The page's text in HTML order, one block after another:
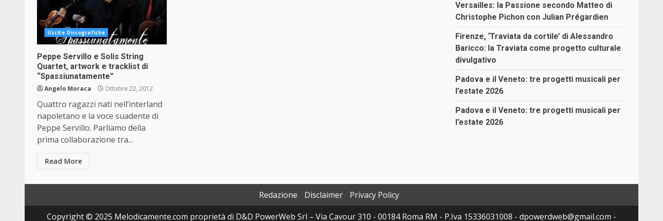
Uscite Discografiche
Peppe Servillo e Solis String
Quartet, artwork e tracklist di
“Spassiunatamente”
Angelo Moraca Ottobre 22, 2012
Quattro ragazzi nati nell’interland
napoletano e la voce suadente di
Peppe Servillo. Parliamo della
prima collaborazione tra...
Read More
Versailles: la Passione secondo Matteo di
Christophe Pichon con Julian Prégardien
Firenze, ‘Traviata da cortile’ di Alessandro
Baricco: la Traviata come progetto culturale
divulgativo
Padova e il Veneto: tre progetti musicali per
l’estate 2026
Padova e il Veneto: tre progetti musicali per
l’estate 2026
Redazione Disclaimer
Privacy Policy
Copyright © 2025 Melodicamente.com proprietà di D&D PowerWeb Srl – Via Cavour 310 - 00184 Roma RM - P.Iva 15336031008 - dpowerdweb@gmail.com -